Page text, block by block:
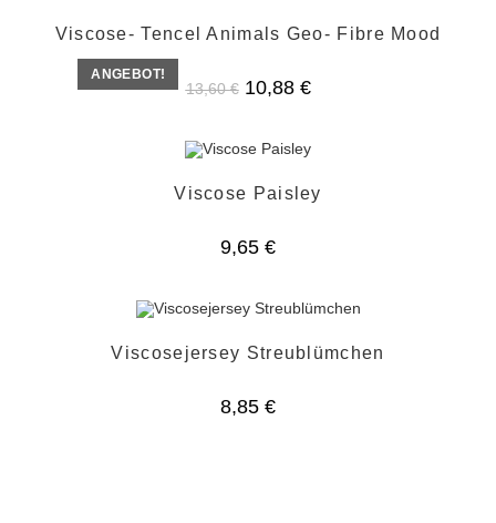
ANGEBOT!
Viscose- Tencel Animals Geo- Fibre Mood
13,60€ Ursprünglicher
Preis
10,88 €Aktueller
Preis
Viscose Paisley
9,65 €
Viscosejersey Streublümchen
8,85 €